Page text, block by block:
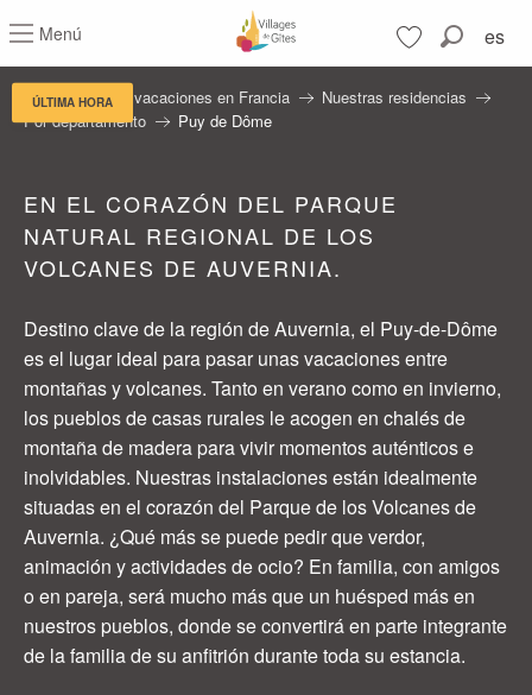
au
contenu
principal
ÚLTIMA HORA
Menú
Buscar
es
Residencias de vacaciones en Francia
Nuestras residencias
Por departamento
Puy de Dôme
EN EL CORAZÓN DEL PARQUE
NATURAL REGIONAL DE LOS
VOLCANES DE AUVERNIA.
Destino clave de la región de Auvernia, el Puy-de-Dôme
es el lugar ideal para pasar unas vacaciones entre
montañas y volcanes. Tanto en verano como en invierno,
los pueblos de casas rurales le acogen en chalés de
montaña de madera para vivir momentos auténticos e
inolvidables. Nuestras instalaciones están idealmente
situadas en el corazón del Parque de los Volcanes de
Auvernia. ¿Qué más se puede pedir que verdor,
animación y actividades de ocio? En familia, con amigos
o en pareja, será mucho más que un huésped más en
nuestros pueblos, donde se convertirá en parte integrante
de la familia de su anfitrión durante toda su estancia.